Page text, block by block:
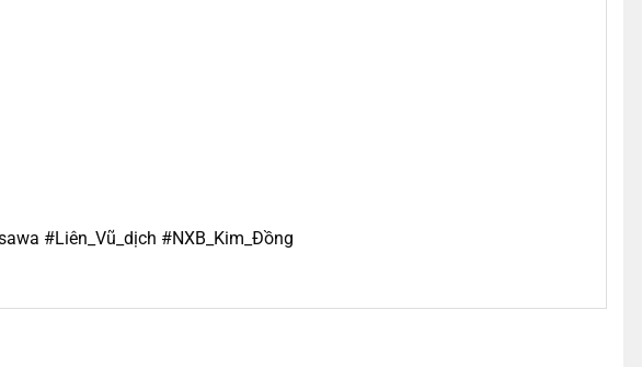
#Liên_Vũ_dịch #NXB_Kim_Đồng